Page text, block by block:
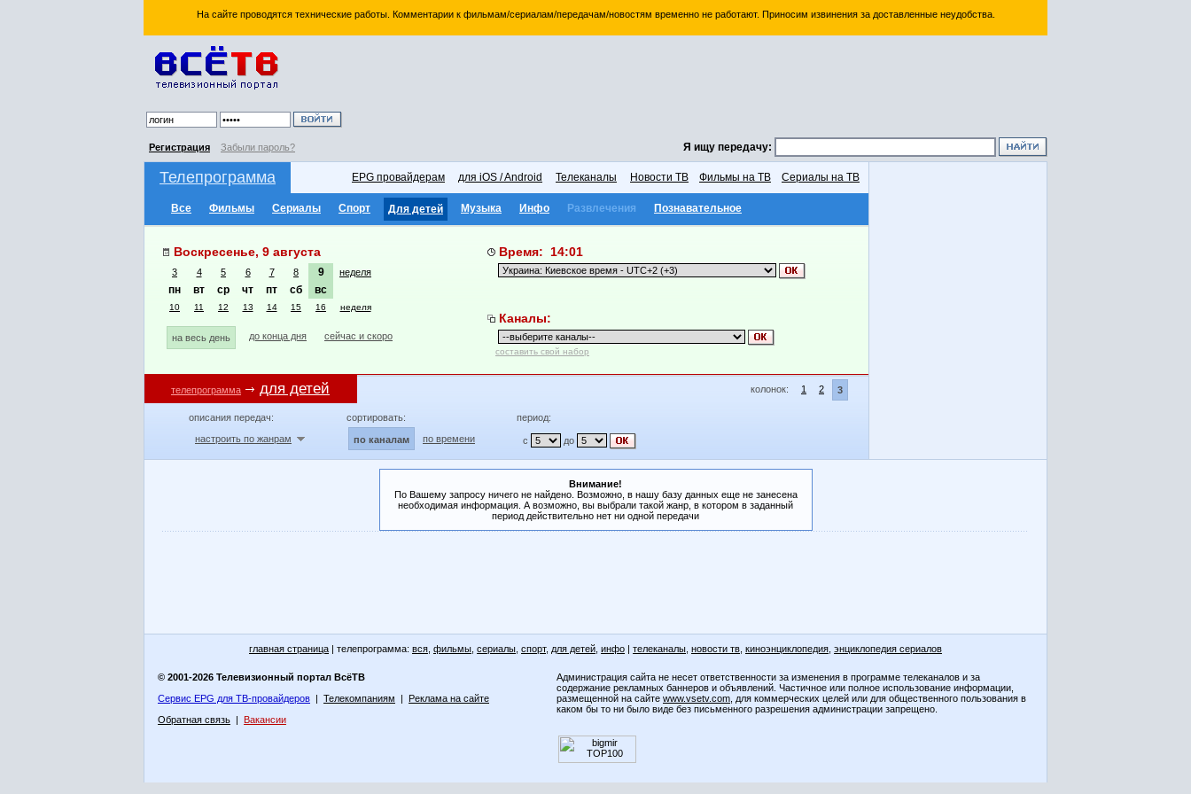
На сайте проводятся технические работы. Комментарии к фильмам/сериалам/передачам/новостям временно не работают. Приносим извинения за доставленные неудобства.
Регистрация Забыли пароль? Я ищу передачу:
Телепрограмма EPG провайдерам для iOS / Android Телеканалы Новости ТВ Фильмы на ТВ Сериалы на ТВ
Все Фильмы Сериалы Спорт Для детей Музыка Инфо Развлечения Познавательное
Воскресенье, 9 августа
3 4 5 6 7 8 9 неделя
пн вт ср чт пт сб вс
10 11 12 13 14 15 16 неделя
на весь день до конца дня сейчас и скоро
Время: 14:01
Каналы:
составить свой набор
телепрограмма для детей колонок: 1 2 3
описания передач:
настроить по жанрам
сортировать:
по каналам по времени
период:
с до
Внимание!
По Вашему запросу ничего не найдено. Возможно, в нашу базу данных еще не занесена
необходимая информация. А возможно, вы выбрали такой жанр, в котором в заданный
период действительно нет ни одной передачи
главная страница | телепрограмма: вся фильмы сериалы спорт, для детей инфо | телеканалы новости тв киноэнциклопедия энциклопедия сериалов
© 2001-2026 Телевизионный портал ВсёТВ
Сервис EPG для ТВ-провайдеров | Телекомпаниям | Реклама на сайте
Обратная связь | Вакансии
Администрация сайта не несет ответственности за изменения в программе телеканалов и за
содержание рекламных баннеров и объявлений. Частичное или полное использование информации,
размещенной на сайте www.vsetv.com , для коммерческих целей или для общественного пользования в
каком бы то ни было виде без письменного разрешения администрации запрещено.